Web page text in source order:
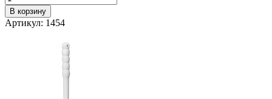
В корзину
Артикул: 1454